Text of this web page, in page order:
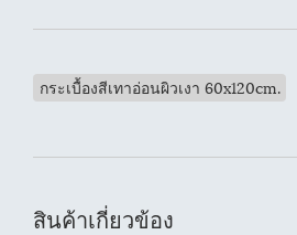
กระเบื้องสีเทาอ่อนผิวเงา 60x120cm.
สินค้าเกี่ยวข้อง